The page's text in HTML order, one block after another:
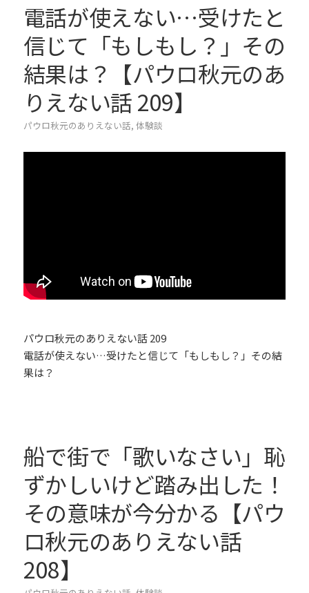
電話が使えない…受けたと
信じて「もしもし？」その
結果は？【パウロ秋元のあ
りえない話 209】
パウロ秋元のありえない話, 体験談
パウロ秋元のありえない話 209
電話が使えない…受けたと信じて「もしもし？」その結
果は？
船で街で「歌いなさい」恥
ずかしいけど踏み出した！
その意味が今分かる【パウ
ロ秋元のありえない話
208】